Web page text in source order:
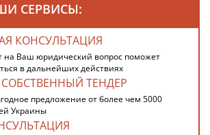
СЕРВИСЫ:
КОНСУЛЬТАЦИЯ
на Ваш юридический вопрос поможет
в дальнейших действиях
ТЕНДЕР
предложение от более чем 5000
Украины